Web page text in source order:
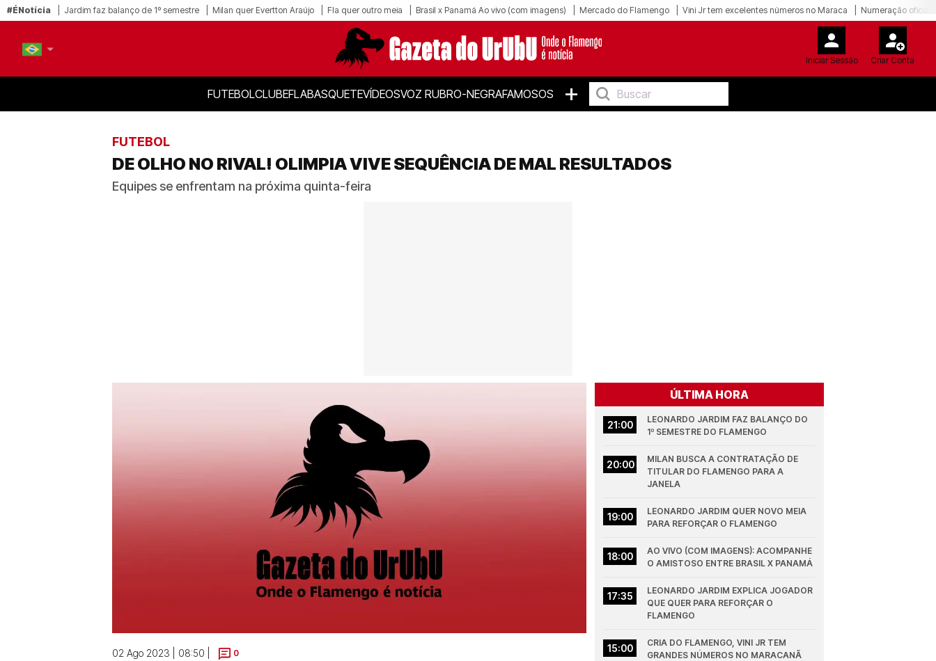
#ÉNotícia Jardim faz balanço de 1º semestre Milan quer Evertton Araújo Fla quer outro meia Brasil x Panamá Ao vivo (com imagens) Mercado do Flamengo Vini Jr tem excelentes números no Maraca Numeração oficial
Iniciar Sessão Criar Conta
FUTEBOLCLUBEFLABASQUETEVÍDEOSVOZ RUBRO-NEGRAFAMOSOS +
FUTEBOL
DE OLHO NO RIVAL! OLIMPIA VIVE SEQUÊNCIA DE MAL RESULTADOS
Equipes se enfrentam na próxima quinta-feira
02 Ago 2023 | 08:50 | 0
ÚLTIMA HORA
21:00
LEONARDO JARDIM FAZ BALANÇO DO
1º SEMESTRE DO FLAMENGO
20:00
MILAN BUSCA A CONTRATAÇÃO DE
TITULAR DO FLAMENGO PARA A
JANELA
19:00
LEONARDO JARDIM QUER NOVO MEIA
PARA REFORÇAR O FLAMENGO
18:00
AO VIVO (COM IMAGENS): ACOMPANHE
O AMISTOSO ENTRE BRASIL X PANAMÁ
17:35
LEONARDO JARDIM EXPLICA JOGADOR
QUE QUER PARA REFORÇAR O
FLAMENGO
15:00
CRIA DO FLAMENGO, VINI JR TEM
GRANDES NÚMEROS NO MARACANÃ